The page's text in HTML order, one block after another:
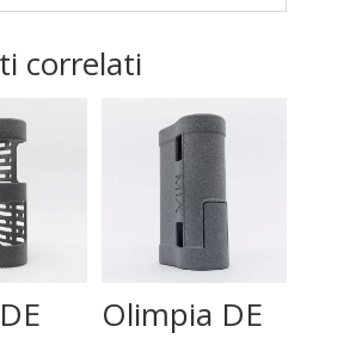
correlati
Olimpia DE